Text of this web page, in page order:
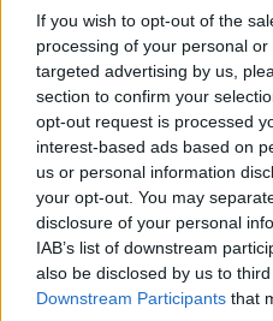
If you wish to opt-out of the
processing of your personal
targeted advertising by us,
section to confirm your
opt-out request is processed
interest-based ads based on
us or personal information
your opt-out. You may
disclosure of your personal
IAB’s list of downstream
also be disclosed by us to
Downstream Participants that
850 visningar 1 21 april